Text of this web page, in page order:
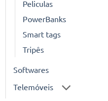
Peliculas
PowerBanks
Smart tags
Tripês
Softwares
Telemóveis